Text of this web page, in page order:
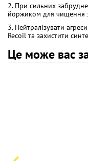
2. При сильних
йоржиком для чищення
3. Нейтралізувати
Recoil та захистити
Це може вас